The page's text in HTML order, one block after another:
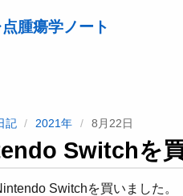
点腫瘍学ノート
記 2021年 8月22日
Switchを
Switchを買いました。